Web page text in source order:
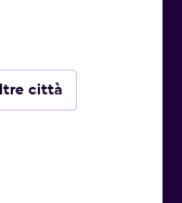
città